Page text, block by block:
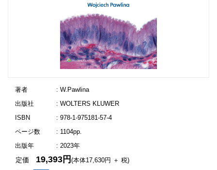
著者
: W.Pawlina
出版社
: WOLTERS KLUWER
ISBN
: 978-1-975181-57-4
ページ数
: 1104pp.
出版年
: 2023年
定価 19,393円(本体17,630円 ＋ 税)